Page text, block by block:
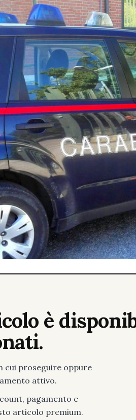
è
cui proseguire oppure
attivo.
pagamento e
articolo premium.